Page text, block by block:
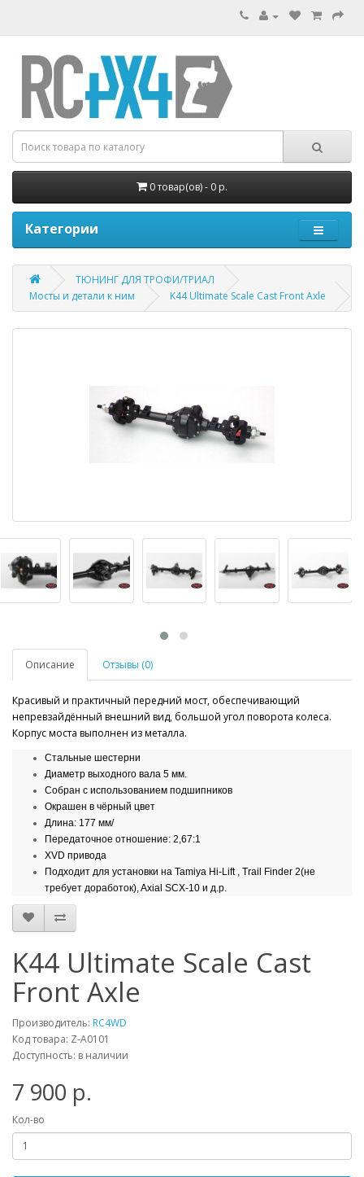
0 товар(ов) - 0 р.
Категории
ТЮНИНГ ДЛЯ ТРОФИ/ТРИАЛ
Мосты и детали к ним
K44 Ultimate Scale Cast Front Axle
Описание Отзывы (0)
Красивый и практичный передний мост, обеспечивающий
непревзайдённый внешний вид, большой угол поворота колеса.
Корпус моста выполнен из металла.
Стальные шестерни
Диаметр выходного вала 5 мм.
Собран с использованием подшипников
Окрашен в чёрный цвет
Длина: 177 мм/
Передаточное отношение: 2,67:1
XVD привода
Подходит для установки на Tamiya Hi-Lift , Trail Finder 2(не
требует доработок), Axial SCX-10 и д.р.
K44 Ultimate Scale Cast
Front Axle
Производитель: RC4WD
Код товара: Z-A0101
Доступность: в наличии
7 900 р.
Кол-во